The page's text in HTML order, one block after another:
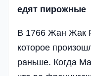
едят пирожные
В 1766 Жан Жак
которое
раньше. Когда